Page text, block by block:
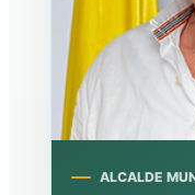
ALCALDE